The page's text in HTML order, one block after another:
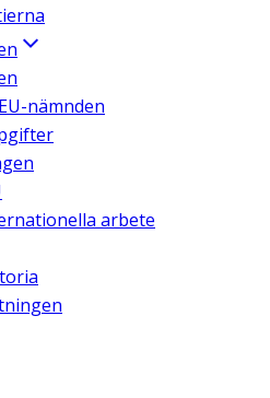
nämnden
arbete